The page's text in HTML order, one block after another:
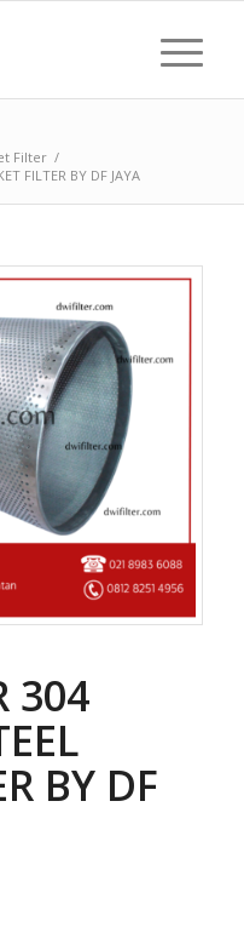
Filter /
FILTER BY DF JAYA
304
BY DF